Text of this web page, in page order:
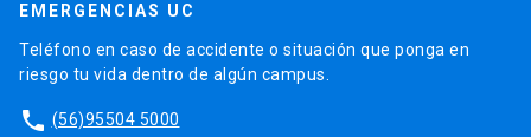
EMERGENCIAS UC
Teléfono en caso de accidente o situación que ponga en
riesgo tu vida dentro de algún campus.
phone (56)95504 5000